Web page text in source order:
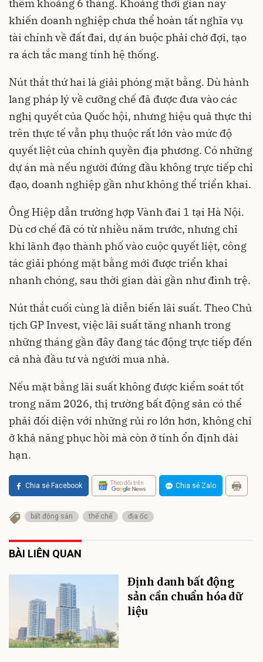
thêm khoảng 6 tháng. Khoảng thời gian này
khiến doanh nghiệp chưa thể hoàn tất nghĩa vụ
tài chính về đất đai, dự án buộc phải chờ đợi, tạo
ra ách tắc mang tính hệ thống.
Nút thắt thứ hai là giải phóng mặt bằng. Dù hành
lang pháp lý về cưỡng chế đã được đưa vào các
nghị quyết của Quốc hội, nhưng hiệu quả thực thi
trên thực tế vẫn phụ thuộc rất lớn vào mức độ
quyết liệt của chính quyền địa phương. Có những
dự án mà nếu người đứng đầu không trực tiếp chỉ
đạo, doanh nghiệp gần như không thể triển khai.
Ông Hiệp dẫn trường hợp Vành đai 1 tại Hà Nội.
Dù cơ chế đã có từ nhiều năm trước, nhưng chỉ
khi lãnh đạo thành phố vào cuộc quyết liệt, công
tác giải phóng mặt bằng mới được triển khai
nhanh chóng, sau thời gian dài gần như đình trệ.
Nút thắt cuối cùng là diễn biến lãi suất. Theo Chủ
tịch GP Invest, việc lãi suất tăng nhanh trong
những tháng gần đây đang tác động trực tiếp đến
cả nhà đầu tư và người mua nhà.
Nếu mặt bằng lãi suất không được kiểm soát tốt
trong năm 2026, thị trường bất động sản có thể
phải đối diện với những rủi ro lớn hơn, không chỉ
ở khả năng phục hồi mà còn ở tính ổn định dài
hạn.
Chia sẻ Facebook Theo dõi trên Chia sẻ Zalo
bất động sản thể chế địa ốc
BÀI LIÊN QUAN
Định danh bất động
sản cần chuẩn hóa dữ
liệu